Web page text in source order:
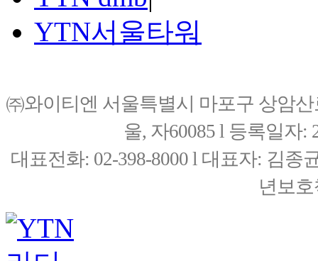
YTN서울타워
㈜와이티엔 서울특별시 마포구 상암
울, 자60085 l 등록일자:
대표전화: 02-398-8000 l 대표자: 김종
년보